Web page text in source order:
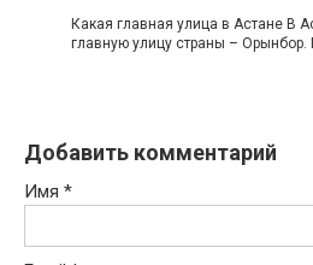
Какая главная улица в Астане В
главную улицу страны –
Добавить комментарий
Имя *